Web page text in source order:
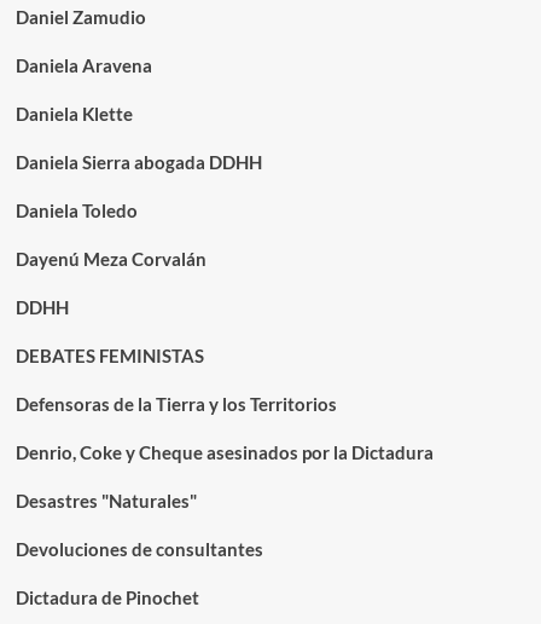
Daniel Zamudio
Daniela Aravena
Daniela Klette
Daniela Sierra abogada DDHH
Daniela Toledo
Dayenú Meza Corvalán
DDHH
DEBATES FEMINISTAS
Defensoras de la Tierra y los Territorios
Denrio, Coke y Cheque asesinados por la Dictadura
Desastres "Naturales"
Devoluciones de consultantes
Dictadura de Pinochet